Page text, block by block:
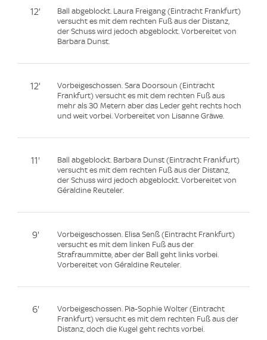
12'
Ball abgeblockt. Laura Freigang (Eintracht Frankfurt)
versucht es mit dem rechten Fuß aus der Distanz,
der Schuss wird jedoch abgeblockt. Vorbereitet von
Barbara Dunst.
12'
Vorbeigeschossen. Sara Doorsoun (Eintracht
Frankfurt) versucht es mit dem rechten Fuß aus
mehr als 30 Metern aber das Leder geht rechts hoch
und weit vorbei. Vorbereitet von Lisanne Gräwe.
11'
Ball abgeblockt. Barbara Dunst (Eintracht Frankfurt)
versucht es mit dem rechten Fuß aus der Distanz,
der Schuss wird jedoch abgeblockt. Vorbereitet von
Géraldine Reuteler.
9'
Vorbeigeschossen. Elisa Senß (Eintracht Frankfurt)
versucht es mit dem linken Fuß aus der
Strafraummitte, aber der Ball geht links vorbei.
Vorbereitet von Géraldine Reuteler.
6'
Vorbeigeschossen. Pia-Sophie Wolter (Eintracht
Frankfurt) versucht es mit dem rechten Fuß aus der
Distanz, doch die Kugel geht rechts vorbei.